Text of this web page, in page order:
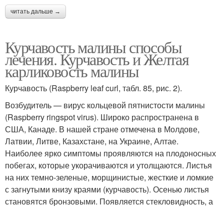
читать дальше →
Курчавость малины способы
лечения. Курчавость и Желтая
карликовость малины
Курчавость (Raspberry leaf curl, табл. 85, рис. 2).
Возбудитель — вирус кольцевой пятнистости малины
(Raspberry ringspot virus). Широко распространена в
США, Канаде. В нашей стране отмечена в Молдове,
Латвии, Литве, Казахстане, на Украине, Алтае.
Наиболее ярко симптомы проявляются на плодоносных
побегах, которые укора­чиваются и утолщаются. Листья
на них темно-зеленые, морщинистые, жесткие и ломкие
с загнутыми книзу краями (кур­чавость). Осенью листья
становятся брон­зовыми. Появляется стекловидность, а